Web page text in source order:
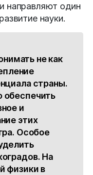
направляют один
науки.
не как
страны.
обеспечить
и
этих
Особое
На
физики в